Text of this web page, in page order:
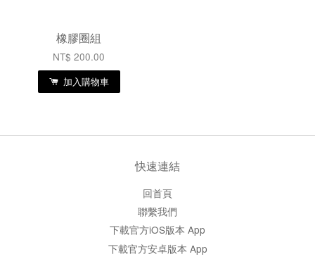
橡膠圈組
NT$ 200.00
加入購物車
快速連結
回首頁
聯繫我們
下載官方iOS版本 App
下載官方安卓版本 App